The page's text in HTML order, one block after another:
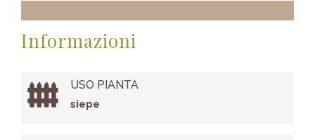
Informazioni
USO PIANTA
siepe